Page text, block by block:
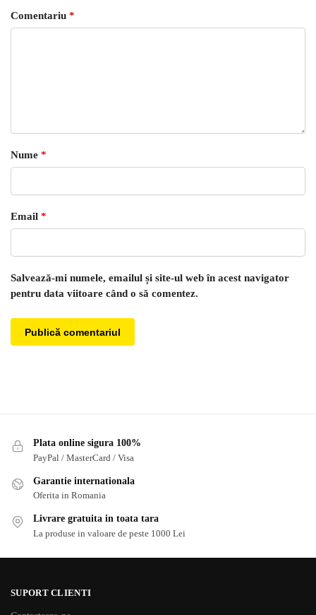
Comentariu *
Nume *
Email *
Salvează-mi numele, emailul și site-ul web în acest navigator
pentru data viitoare când o să comentez.
Plata online sigura 100%
PayPal / MasterCard / Visa
Garantie internationala
Oferita in Romania
Livrare gratuita in toata tara
La produse in valoare de peste 1000 Lei
SUPORT CLIENTI